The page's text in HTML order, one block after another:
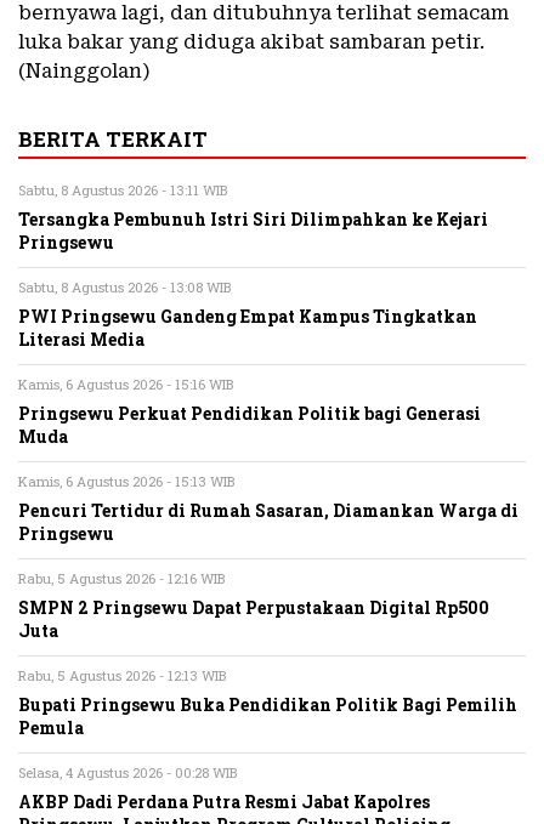
bernyawa lagi, dan ditubuhnya terlihat semacam
luka bakar yang diduga akibat sambaran petir.
(Nainggolan)
BERITA TERKAIT
Sabtu, 8 Agustus 2026 - 13:11 WIB
Tersangka Pembunuh Istri Siri Dilimpahkan ke Kejari
Pringsewu
Sabtu, 8 Agustus 2026 - 13:08 WIB
PWI Pringsewu Gandeng Empat Kampus Tingkatkan
Literasi Media
Kamis, 6 Agustus 2026 - 15:16 WIB
Pringsewu Perkuat Pendidikan Politik bagi Generasi
Muda
Kamis, 6 Agustus 2026 - 15:13 WIB
Pencuri Tertidur di Rumah Sasaran, Diamankan Warga di
Pringsewu
Rabu, 5 Agustus 2026 - 12:16 WIB
SMPN 2 Pringsewu Dapat Perpustakaan Digital Rp500
Juta
Rabu, 5 Agustus 2026 - 12:13 WIB
Bupati Pringsewu Buka Pendidikan Politik Bagi Pemilih
Pemula
Selasa, 4 Agustus 2026 - 00:28 WIB
AKBP Dadi Perdana Putra Resmi Jabat Kapolres